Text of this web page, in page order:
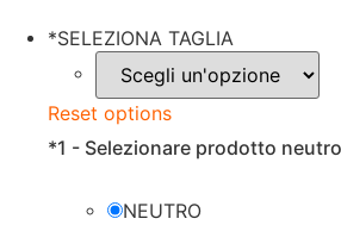
originale
era:
€41.46.
attuale
è:
€30.99.
*SELEZIONA TAGLIA
Reset options
*1 - Selezionare prodotto
NEUTRO